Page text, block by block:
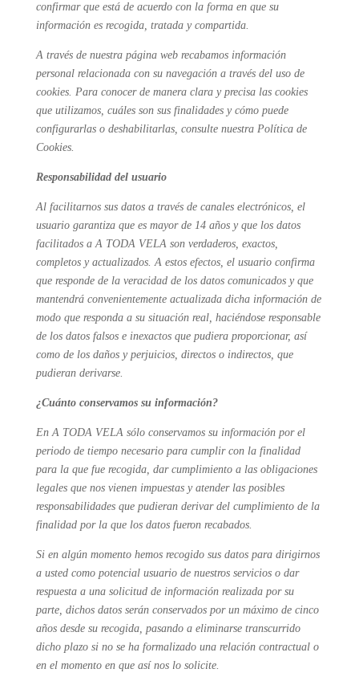
confirmar que está de acuerdo con la forma en que su
información es recogida, tratada y compartida.
A través de nuestra página web recabamos información
personal relacionada con su navegación a través del uso de
cookies. Para conocer de manera clara y precisa las cookies
que utilizamos, cuáles son sus finalidades y cómo puede
configurarlas o deshabilitarlas, consulte nuestra Política de
Cookies.
Responsabilidad del usuario
Al facilitarnos sus datos a través de canales electrónicos, el
usuario garantiza que es mayor de 14 años y que los datos
facilitados a A TODA VELA son verdaderos, exactos,
completos y actualizados. A estos efectos, el usuario confirma
que responde de la veracidad de los datos comunicados y que
mantendrá convenientemente actualizada dicha información de
modo que responda a su situación real, haciéndose responsable
de los datos falsos e inexactos que pudiera proporcionar, así
como de los daños y perjuicios, directos o indirectos, que
pudieran derivarse.
¿Cuánto conservamos su información?
En A TODA VELA sólo conservamos su información por el
periodo de tiempo necesario para cumplir con la finalidad
para la que fue recogida, dar cumplimiento a las obligaciones
legales que nos vienen impuestas y atender las posibles
responsabilidades que pudieran derivar del cumplimiento de la
finalidad por la que los datos fueron recabados.
Si en algún momento hemos recogido sus datos para dirigirnos
a usted como potencial usuario de nuestros servicios o dar
respuesta a una solicitud de información realizada por su
parte, dichos datos serán conservados por un máximo de cinco
años desde su recogida, pasando a eliminarse transcurrido
dicho plazo si no se ha formalizado una relación contractual o
en el momento en que así nos lo solicite.